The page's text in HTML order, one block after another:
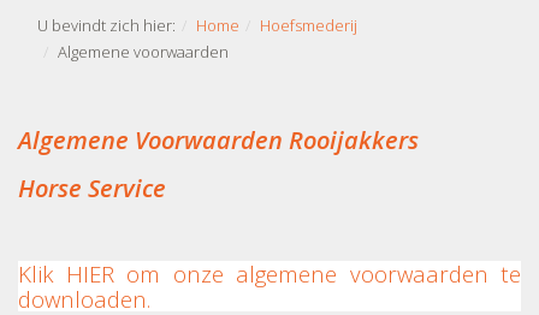
U bevindt zich hier: Home
Hoefsmederij
Algemene voorwaarden
Algemene Voorwaarden Rooijakkers
Horse Service
Klik HIER om onze algemene voorwaarden te
downloaden.